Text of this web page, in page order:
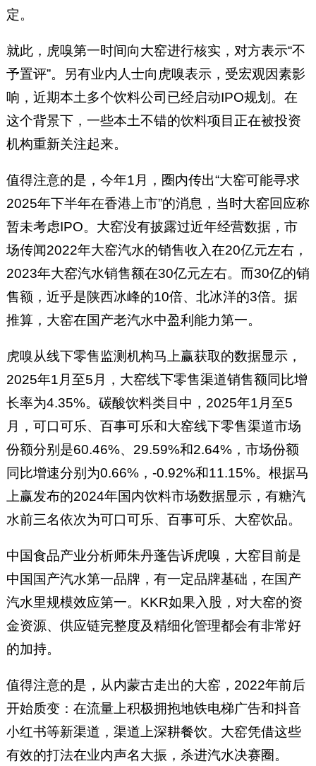
定。
就此，虎嗅第一时间向大窑进行核实，对方表示“不
予置评”。另有业内人士向虎嗅表示，受宏观因素影
响，近期本土多个饮料公司已经启动IPO规划。在
这个背景下，一些本土不错的饮料项目正在被投资
机构重新关注起来。
值得注意的是，今年1月，圈内传出“大窑可能寻求
2025年下半年在香港上市”的消息，当时大窑回应称
暂未考虑IPO。大窑没有披露过近年经营数据，市
场传闻2022年大窑汽水的销售收入在20亿元左右，
2023年大窑汽水销售额在30亿元左右。而30亿的销
售额，近乎是陕西冰峰的10倍、北冰洋的3倍。据
推算，大窑在国产老汽水中盈利能力第一。
虎嗅从线下零售监测机构马上赢获取的数据显示，
2025年1月至5月，大窑线下零售渠道销售额同比增
长率为4.35%。碳酸饮料类目中，2025年1月至5
月，可口可乐、百事可乐和大窑线下零售渠道市场
份额分别是60.46%、29.59%和2.64%，市场份额
同比增速分别为0.66%，-0.92%和11.15%。根据马
上赢发布的2024年国内饮料市场数据显示，有糖汽
水前三名依次为可口可乐、百事可乐、大窑饮品。
中国食品产业分析师朱丹蓬告诉虎嗅，大窑目前是
中国国产汽水第一品牌，有一定品牌基础，在国产
汽水里规模效应第一。KKR如果入股，对大窑的资
金资源、供应链完整度及精细化管理都会有非常好
的加持。
值得注意的是，从内蒙古走出的大窑，2022年前后
开始质变：在流量上积极拥抱地铁电梯广告和抖音
小红书等新渠道，渠道上深耕餐饮。大窑凭借这些
有效的打法在业内声名大振，杀进汽水决赛圈。